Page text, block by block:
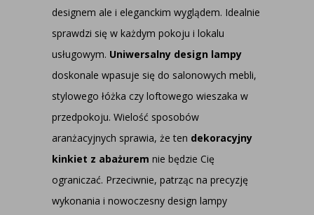
designem ale i eleganckim wyglądem. Idealnie
sprawdzi się w każdym pokoju i lokalu
usługowym. Uniwersalny design lampy
doskonale wpasuje się do salonowych mebli,
stylowego łóżka czy loftowego wieszaka w
przedpokoju. Wielość sposobów
aranżacyjnych sprawia, że ten dekoracyjny
kinkiet z abażurem nie będzie Cię
ograniczać. Przeciwnie, patrząc na precyzję
wykonania i nowoczesny design lampy